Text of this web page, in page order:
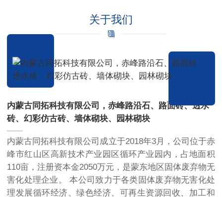
关于我们
内蒙古同拓科技有限公司，赤峰路沿石、路面砖、透水
砖、幻彩仿古砖、墙体砌块、园林砌块
内蒙古同拓科技有限公司成立于2018年3月，公司位于赤
峰市红山区高新技术产业园区循环产业园内，占地面积
110亩，注册资本金2050万元，是蒙东地区固体废弃物无
害化处理企业。 本公司致力于各类固体废弃物无害化处
理发展循环经济、绿色经济、可再生资源回收、加工和